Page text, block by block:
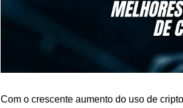
Com o crescente aumento do uso de